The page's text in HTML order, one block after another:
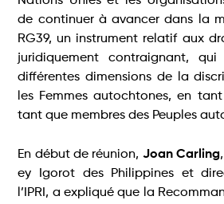
de continuer à avancer dans la
RG39, un instrument relatif aux
juridiquement contraignant,
différentes dimensions de la
les Femmes autochtones, en
tant que membres des Peuples
En début de réunion, Joan Carling
ey Igorot des Philippines et
l’IPRI, a expliqué que la